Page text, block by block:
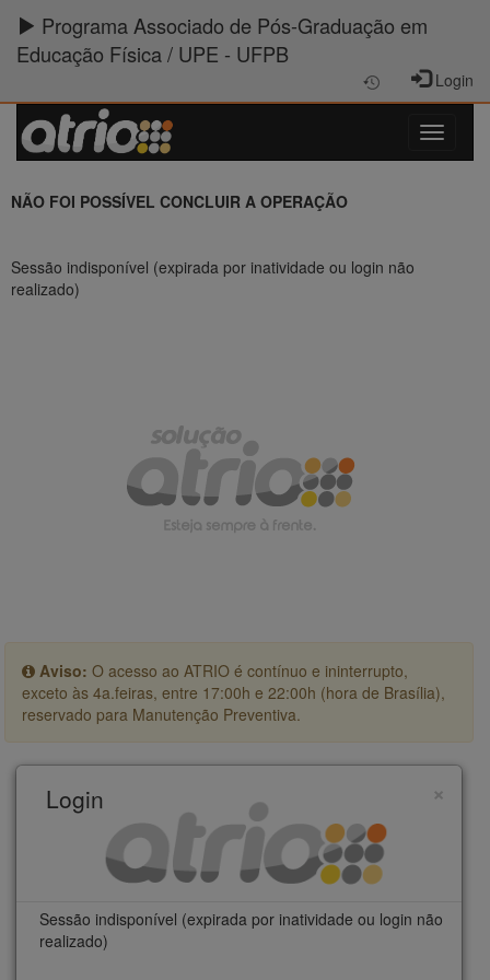
Programa Associado de Pós-Graduação em
Educação Física / UPE - UFPB
Login
NÃO FOI POSSÍVEL CONCLUIR A OPERAÇÃO
Sessão indisponível (expirada por inatividade ou login não
realizado)
Aviso: O acesso ao ATRIO é contínuo e ininterrupto,
exceto às 4a.feiras, entre 17:00h e 22:00h (hora de Brasília),
reservado para Manutenção Preventiva.
×
Login
Sessão indisponível (expirada por inatividade ou login não
realizado)